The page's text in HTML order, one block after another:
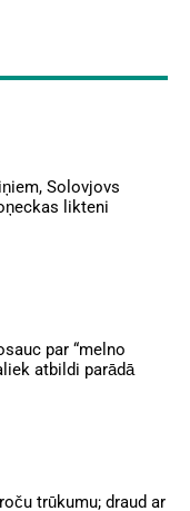
Solovjovs
likteni
par “melno
atbildi parādā
trūkumu; draud ar